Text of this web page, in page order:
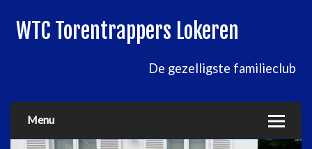
WTC Torentrappers Lokeren
De gezelligste familieclub
Menu